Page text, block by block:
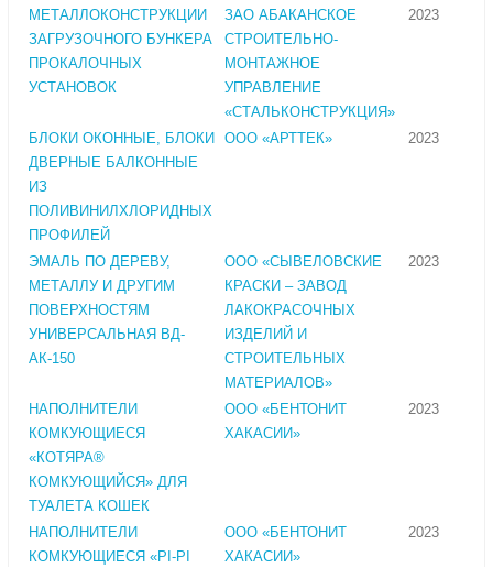
МЕТАЛЛОКОНСТРУКЦИИ
ЗАГРУЗОЧНОГО БУНКЕРА
ПРОКАЛОЧНЫХ
УСТАНОВОК
ЗАО АБАКАНСКОЕ
СТРОИТЕЛЬНО-
МОНТАЖНОЕ
УПРАВЛЕНИЕ
«СТАЛЬКОНСТРУКЦИЯ»
2023
БЛОКИ ОКОННЫЕ, БЛОКИ
ДВЕРНЫЕ БАЛКОННЫЕ
ИЗ
ПОЛИВИНИЛХЛОРИДНЫХ
ПРОФИЛЕЙ
ООО «АРТТЕК» 2023
ЭМАЛЬ ПО ДЕРЕВУ,
МЕТАЛЛУ И ДРУГИМ
ПОВЕРХНОСТЯМ
УНИВЕРСАЛЬНАЯ ВД-
АК-150
ООО «СЫВЕЛОВСКИЕ
КРАСКИ – ЗАВОД
ЛАКОКРАСОЧНЫХ
ИЗДЕЛИЙ И
СТРОИТЕЛЬНЫХ
МАТЕРИАЛОВ»
2023
НАПОЛНИТЕЛИ
КОМКУЮЩИЕСЯ
«КОТЯРА®
КОМКУЮЩИЙСЯ» ДЛЯ
ТУАЛЕТА КОШЕК
ООО «БЕНТОНИТ
ХАКАСИИ»
2023
НАПОЛНИТЕЛИ
КОМКУЮЩИЕСЯ «PI-PI
ООО «БЕНТОНИТ
ХАКАСИИ»
2023